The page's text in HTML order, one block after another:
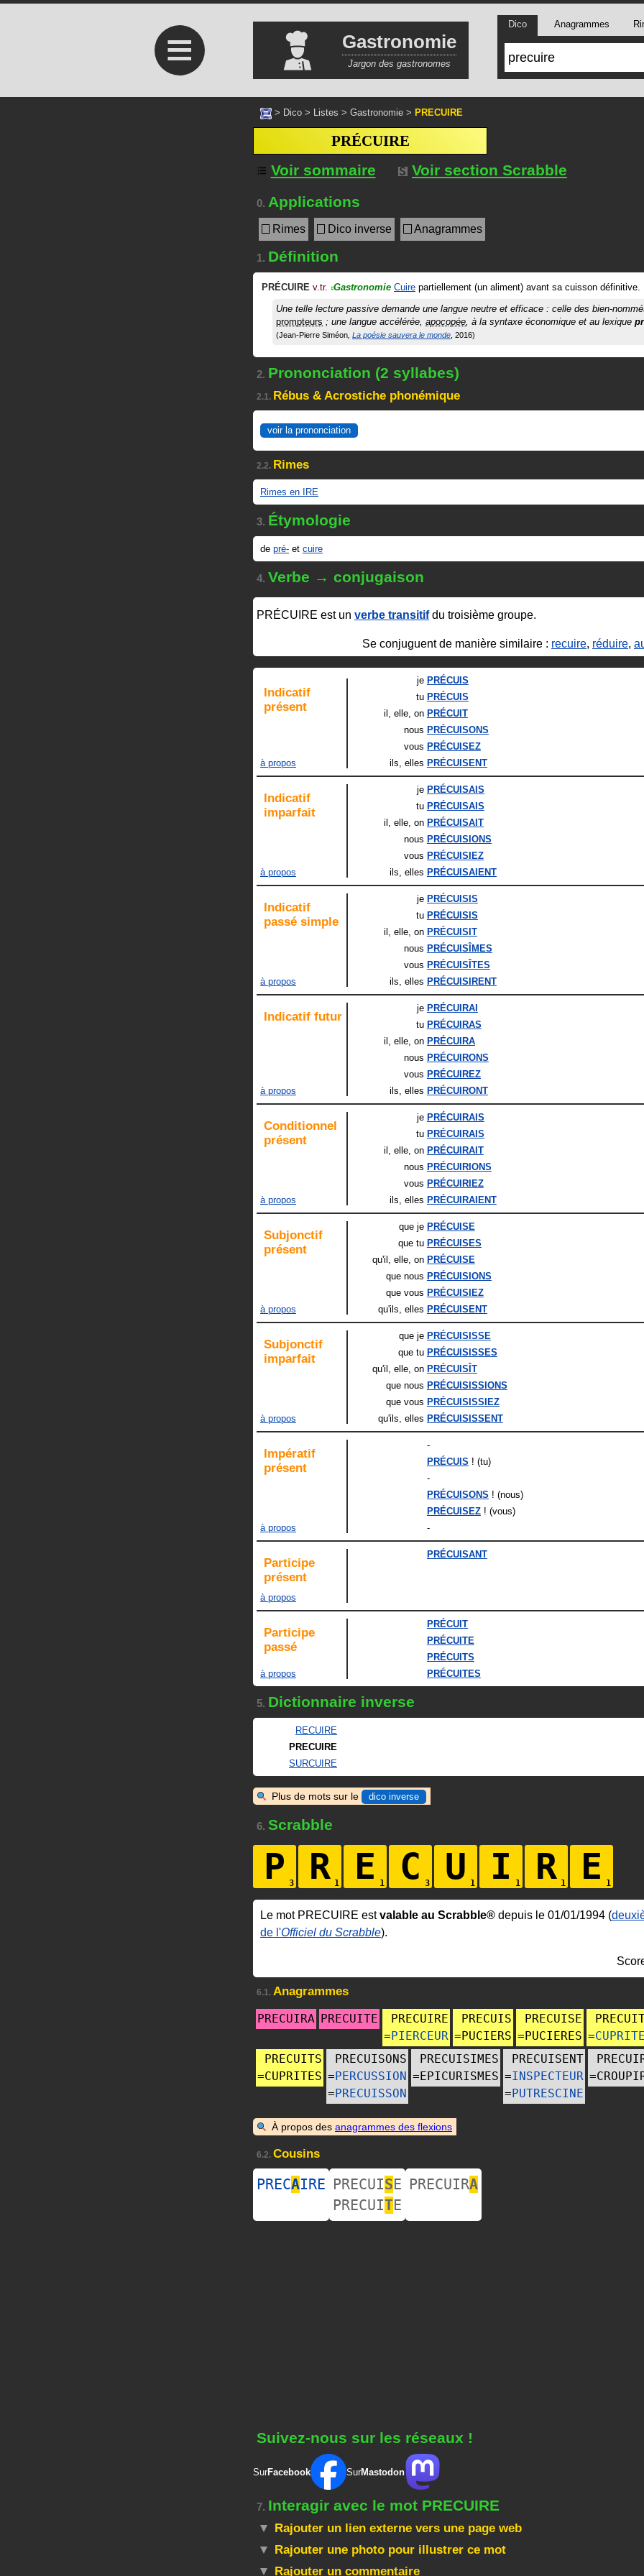
≡ Gastronomie
Jargon des gastronomes
Dico Anagrammes
> Dico > Listes > Gastronomie > PRECUIRE
PRÉCUIRE
Voir sommaire
Voir section Scrabble
0. Applications
Rimes Dico inverse Anagrammes
1. Définition
PRÉCUIRE v.tr. #Gastronomie Cuire partiellement (un aliment) avant sa cuisson définitive.
Une telle lecture passive demande une langue neutre et efficace : celle des bien-
prompteurs ; une langue accélérée, apocopée, à la syntaxe économique et au lexique
Jean-Pierre Siméon La poésie sauvera le monde 2016
2. Prononciation (2 syllabes)
2.1. Rébus & Acrostiche phonémique
voir la prononciation
2.2. Rimes
Rimes en IRE
3. Étymologie
de pré- et cuire
4. Verbe → conjugaison
PRÉCUIRE est un verbe transitifdu troisième groupe.
Se conjuguent de manière similaire : recuire, réduire,
Indicatif
présent
à propos
je PRÉCUIS
tu PRÉCUIS
il , elle, on PRÉCUIT
nous PRÉCUISONS
vous PRÉCUISEZ
ils, elles PRÉCUISENT
Indicatif
imparfait
à propos
je PRÉCUISAIS
tu PRÉCUISAIS
il , elle, on PRÉCUISAIT
nous PRÉCUISIONS
vous PRÉCUISIEZ
ils, elles PRÉCUISAIENT
Indicatif
passé simple
à propos
je PRÉCUISIS
tu PRÉCUISIS
il , elle, on PRÉCUISIT
nous PRÉCUISÎMES
vous PRÉCUISÎTES
ils, elles PRÉCUISIRENT
Indicatif futur
à propos
je PRÉCUIRAI
tu PRÉCUIRAS
il , elle, on PRÉCUIRA
nous PRÉCUIRONS
vous PRÉCUIREZ
ils, elles PRÉCUIRONT
Conditionnel
présent
à propos
je PRÉCUIRAIS
tu PRÉCUIRAIS
il , elle, on PRÉCUIRAIT
nous PRÉCUIRIONS
vous PRÉCUIRIEZ
ils, elles PRÉCUIRAIENT
Subjonctif
présent
à propos
que je PRÉCUISE
que tu PRÉCUISES
qu'il , elle, on PRÉCUISE
que nous PRÉCUISIONS
que vous PRÉCUISIEZ
qu'ils, elles PRÉCUISENT
Subjonctif
imparfait
à propos
que je PRÉCUISISSE
que tu PRÉCUISISSES
qu'il , elle, on PRÉCUISÎT
que nous PRÉCUISISSIONS
que vous PRÉCUISISSIEZ
qu'ils, elles PRÉCUISISSENT
Impératif
présent
à propos
-
PRÉCUIS ! (tu)
-
PRÉCUISONS ! (nous)
PRÉCUISEZ! (vous)
-
Participe
présent
à propos
PRÉCUISANT
Participe
passé
à propos
PRÉCUIT
PRÉCUITE
PRÉCUITS
PRÉCUITES
5. Dictionnaire inverse
RECUIRE
PRECUIRE
SURCUIRE
Plus de mots sur le dico inverse
6. Scrabble
P R E C U I R E
Le mot PRECUIRE estvalable au Scrabble® depuis le 01/01/1994 (
de l'Officiel du Scrabble).
6.1. Anagrammes
PRECUIRA PRECUITE
PRECUIRE
=PIERCEUR
PRECUIS
=PUCIERS
PRECUISE
=PUCIERES =CUPRITE
PRECUITS
=CUPRITES
PRECUISONS
=PERCUSSION
=PRECUISSON
PRECUISIMES
=EPICURISMES
PRECUISENT
=INSPECTEUR
=PUTRESCINE
=
À propos des anagrammes des flexions
6.2. Cousins
PRECAIRE PRECUISE
PRECUITE
PRECUIRA
Suivez-nous sur les réseaux !
SurFacebook SurMastodon
7. Interagir avec le mot PRECUIRE
Rajouter un lien externe vers une page web
Rajouter une photo pour illustrer ce mot
Rajouter un commentaire